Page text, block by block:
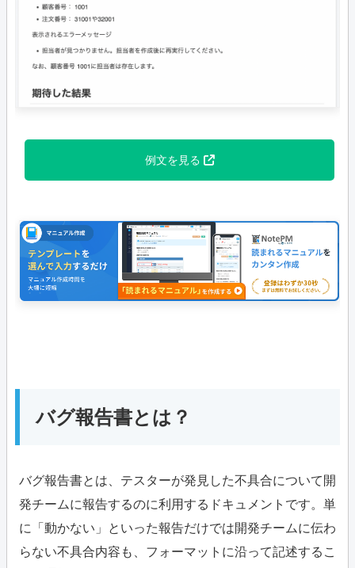
例文を見る
バグ報告書とは？
バグ報告書とは、テスターが発見した不具合について開
発チームに報告するのに利用するドキュメントです。単
に「動かない」といった報告だけでは開発チームに伝わ
らない不具合内容も、フォーマットに沿って記述するこ